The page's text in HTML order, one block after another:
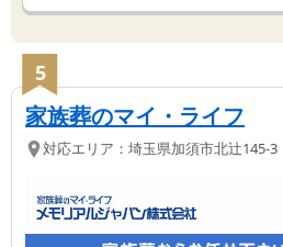
5
家族葬のマイ・ライフ
対応エリア： 埼玉県加須市北辻145-3